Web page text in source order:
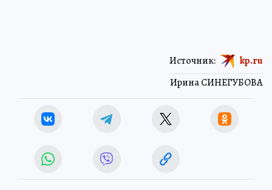
Ирина СИНЕГУБОВА
Источник: kp.ru